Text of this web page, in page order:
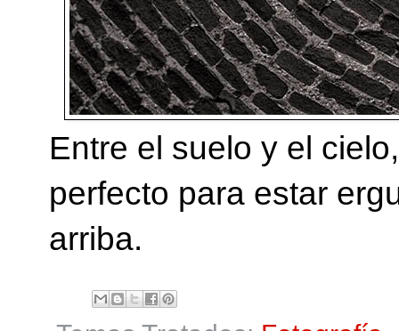
Entre el suelo y el
perfecto para estar
arriba.